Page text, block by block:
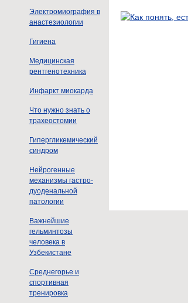
Электромиография в
анастезиологии
Гигиена
Медицинская
рентгенотехника
Инфаркт миокарда
Что нужно знать о
трахеостомии
Гипергликемический
синдром
Нейрогенные
механизмы гастро-
дуоденальной
патологии
Важнейшие
гельминтозы
человека в
Узбекистане
Среднегорье и
спортивная
тренировка